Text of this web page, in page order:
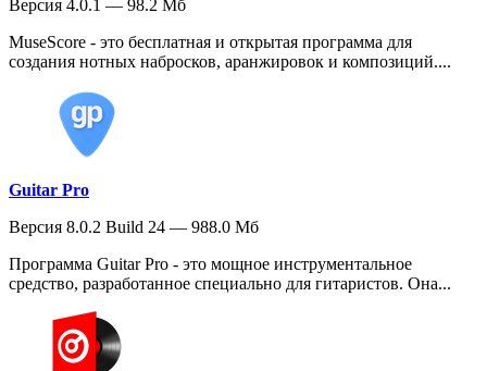
Версия 4.0.1 — 98.2 Мб
MuseScore - это бесплатная и открытая программа для
создания нотных набросков, аранжировок и композиций....
Guitar Pro
Версия 8.0.2 Build 24 — 988.0 Мб
Программа Guitar Pro - это мощное инструментальное
средство, разработанное специально для гитаристов. Она...